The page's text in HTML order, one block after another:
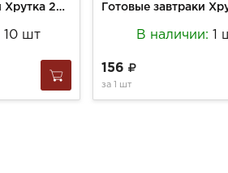
Готовые завтраки Хрутка 200г Шоколадные шарики пакет
10 шт В наличии: 1
156
за 1 шт